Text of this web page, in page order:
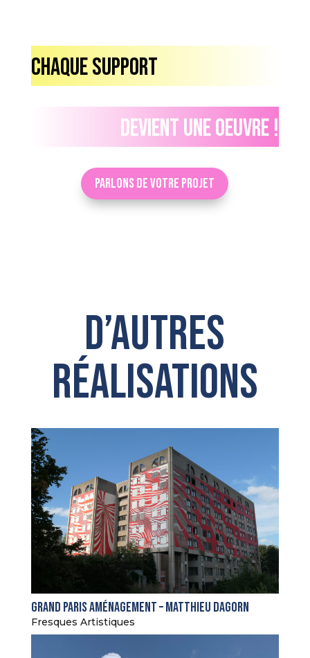
Chaque support
Devient une oeuvre !
Parlons de votre projet
D’autres
réalisations
Grand Paris Aménagement – Matthieu Dagorn
Fresques Artistiques